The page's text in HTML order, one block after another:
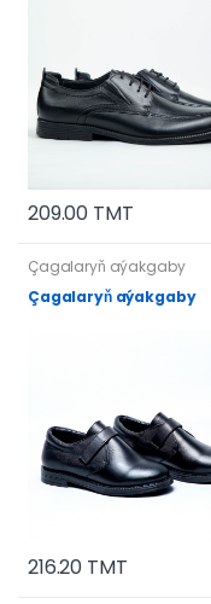
209.00 TMT
Çagalaryň aýakgaby
Çagalaryň aýakgaby
216.20 TMT